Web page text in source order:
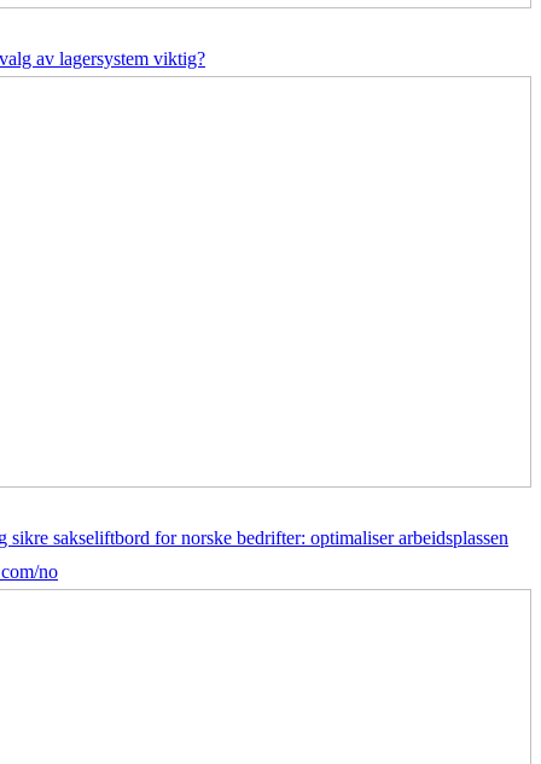
av lagersystem viktig?
sikre sakseliftbord for norske bedrifter: optimaliser arbeidsplassen
no